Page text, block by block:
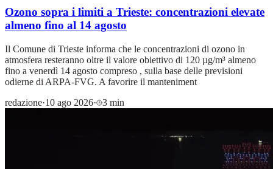
Ozono sopra i limiti a Trieste: concentrazioni elevate
almeno fino al 14 agosto
Il Comune di Trieste informa che le concentrazioni di ozono in
atmosfera resteranno oltre il valore obiettivo di 120 µg/m³ almeno
fino a venerdì 14 agosto compreso , sulla base delle previsioni
odierne di ARPA-FVG. A favorire il manteniment
redazione·10 ago 2026· 3 min